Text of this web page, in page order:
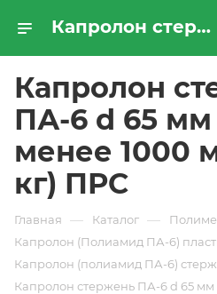
Капролон стержень ПА-6 d 65 мм ( не менее 1000 мм, 4,5 кг) ПРС - купить по цене производителя с доставкой по Москве и России | ПРОМРЕСУРССЕРВИС
Капролон
ПА-6 d 65 мм
менее 1000
кг) ПРС
Главная — Каталог —
Капролон (Полиамид ПА-6)
Капролон (полиамид ПА-6)
Капролон стержень ПА-6 d 65 мм